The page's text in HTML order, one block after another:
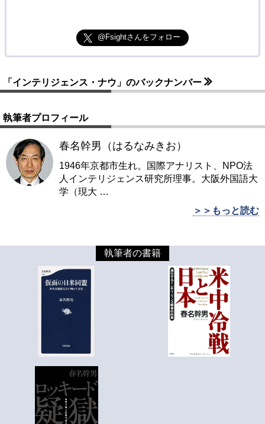
@Fsightさんをフォロー
「インテリジェンス・ナウ」のバックナンバー
執筆者プロフィール
春名幹男（はるなみきお）
1946年京都市生れ。国際アナリスト、NPO法
人インテリジェンス研究所理事。大阪外国語大
学（現大 …
＞＞もっと読む
執筆者の書籍